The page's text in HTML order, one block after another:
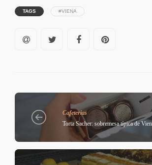
TAGS #VIENA
Cafeterias
Torta Sacher: sobremesa típica de